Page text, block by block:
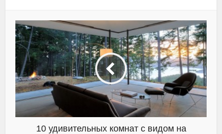
10 удивительных комнат с видом на